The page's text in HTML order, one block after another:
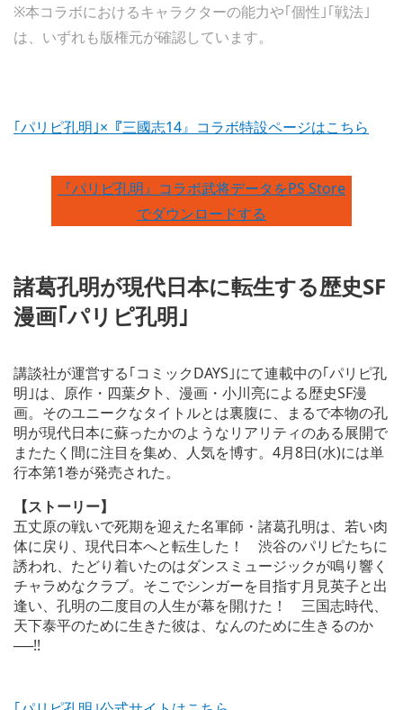
※本コラボにおけるキャラクターの能力や｢個性｣｢戦法｣
は、いずれも版権元が確認しています。
｢パリピ孔明｣×『三國志14』コラボ特設ページはこちら
『パリピ孔明』コラボ武将データをPS Store
でダウンロードする
諸葛孔明が現代日本に転生する歴史SF
漫画｢パリピ孔明｣
講談社が運営する｢コミックDAYS｣にて連載中の｢パリピ孔
明｣は、原作・四葉夕卜、漫画・小川亮による歴史SF漫
画。そのユニークなタイトルとは裏腹に、まるで本物の孔
明が現代日本に蘇ったかのようなリアリティのある展開で
またたく間に注目を集め、人気を博す。4月8日(水)には単
行本第1巻が発売された。
【ストーリー】
五丈原の戦いで死期を迎えた名軍師・諸葛孔明は、若い肉
体に戻り、現代日本へと転生した！ 渋谷のパリピたちに
誘われ、たどり着いたのはダンスミュージックが鳴り響く
チャラめなクラブ。そこでシンガーを目指す月見英子と出
逢い、孔明の二度目の人生が幕を開けた！ 三国志時代、
天下泰平のために生きた彼は、なんのために生きるのか
──!!